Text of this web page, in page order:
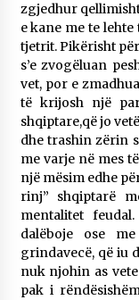
zgjedhur
e kane me te
tjetrit. Pikërisht
s’e zvogëluan
vet, por e
të krijosh një
shqiptare,që jo
dhe trashin zërin
me varje në mes
një mësim edhe
rinj” shqiptarë
mentalitet
dalëboje ose
grindavecë, që iu
nuk njohin as
pak i